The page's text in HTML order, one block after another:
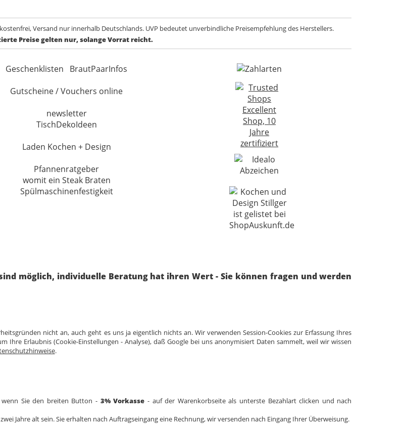
Versand nur innerhalb Deutschlands. UVP bedeutet unverbindliche Preisempfehlung des Herstellers.
Preise gelten nur, solange Vorrat reicht.
Geschenklisten
BrautPaarInfos
Gutscheine / Vouchers online
newsletter
TischDekoIdeen
Laden Kochen + Design
Pfannenratgeber
womit ein Steak Braten
Spülmaschinenfestigkeit
möglich, individuelle Beratung hat ihren Wert - Sie können fragen und werden
nicht an, auch geht es uns ja eigentlich nichts an. Wir verwenden Session-Cookies zur Erfassung Ihres
Erlaubnis (Cookie-Einstellungen - Analyse), daß Google bei uns anonymisiert Daten sammelt, weil wir wissen
.
wenn Sie den breiten Button - 3% Vorkasse - auf der Warenkorbseite als unterste Bezahlart clicken und nach
Jahre alt sein. Sie erhalten nach Auftragseingang eine Rechnung, wir versenden nach Eingang Ihrer Überweisung.